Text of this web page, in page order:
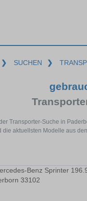
❯ SUCHEN ❯
Transporter-Suche in
die aktuellsten Modelle aus